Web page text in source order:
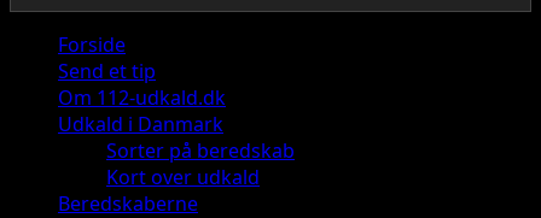
Primary
Menu
Forside
Send et tip
Om 112-udkald.dk
Udkald i Danmark
Sorter på beredskab
Kort over udkald
Beredskaberne